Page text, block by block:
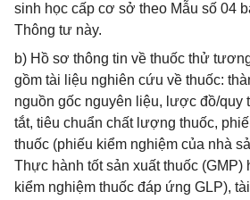
sinh học cấp cơ sở theo Mẫu số 04
Thông tư này.
b) Hồ sơ thông tin về thuốc thử
gồm tài liệu nghiên cứu về thuốc:
nguồn gốc nguyên liệu, lược đồ/quy
tắt, tiêu chuẩn chất lượng thuốc,
thuốc (phiếu kiểm nghiệm của nhà
Thực hành tốt sản xuất thuốc (GMP)
kiểm nghiệm thuốc đáp ứng GLP),